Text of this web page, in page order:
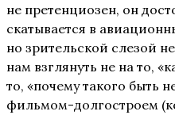
не претенциозен, он
скатывается в
но зрительской слезой
нам взглянуть не на то,
то, «почему такого быть
фильмом-долгостроем